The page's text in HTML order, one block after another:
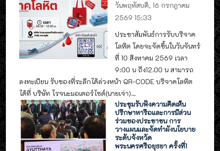
วันพฤหัสบดี, 16 กรกฎาคม
2569 15:33
ประชาสัมพันธ์การรับบริจาค
โลหิต โดยจะจัดขึ้นในวันจันทร์
ที่ 10 สิงหาคม 2569 เวลา
9:00 น ถึง12.00 น สามารถ
ลงทะเบียน รับของที่ระลึกได้ล่วงหน้า QR-CODE บริจาคโลหิต
ได้ที่ บริษัท โรจนะมอเตอร์ไซด์(นายเจ่า)...
ประชุมรับฟังความคิดเห็น
ปรึกษาหารือและการมีส่วน
ร่วมของประชาชน การ
วางแผนและจัดทำผังนโยบาย
ระดับจังหวัด
พระนครศรีอยุธยา ครั้งที่1